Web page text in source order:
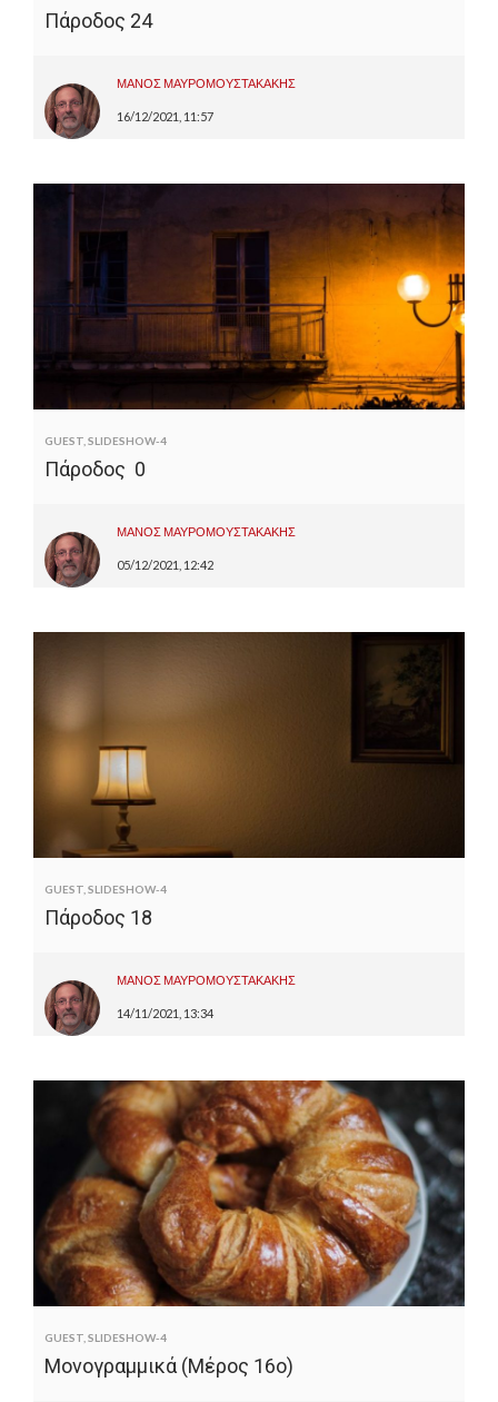
Πάροδος 24
ΜΑΝΟΣ ΜΑΥΡΟΜΟΥΣΤΑΚΑΚΗΣ
16/12/2021, 11:57
GUEST SLIDESHOW-4
Πάροδος 0
ΜΑΝΟΣ ΜΑΥΡΟΜΟΥΣΤΑΚΑΚΗΣ
05/12/2021, 12:42
GUEST SLIDESHOW-4
Πάροδος 18
ΜΑΝΟΣ ΜΑΥΡΟΜΟΥΣΤΑΚΑΚΗΣ
14/11/2021, 13:34
GUEST,SLIDESHOW-4
Μονογραμμικά (Μέρος 16ο)